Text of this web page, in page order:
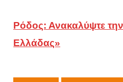
Ρόδος: Ανακαλύψτε
Ελλάδας»